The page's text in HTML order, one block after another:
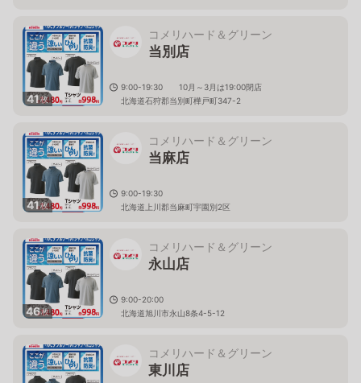
41枚
コメリハード＆グリーン
当別店
9:00-19:30 10月～3月は19:00閉店
北海道石狩郡当別町樺戸町347-2
41枚
コメリハード＆グリーン
当麻店
9:00-19:30
北海道上川郡当麻町宇園別2区
46枚
コメリハード＆グリーン
永山店
9:00-20:00
北海道旭川市永山8条4-5-12
コメリハード＆グリーン
東川店